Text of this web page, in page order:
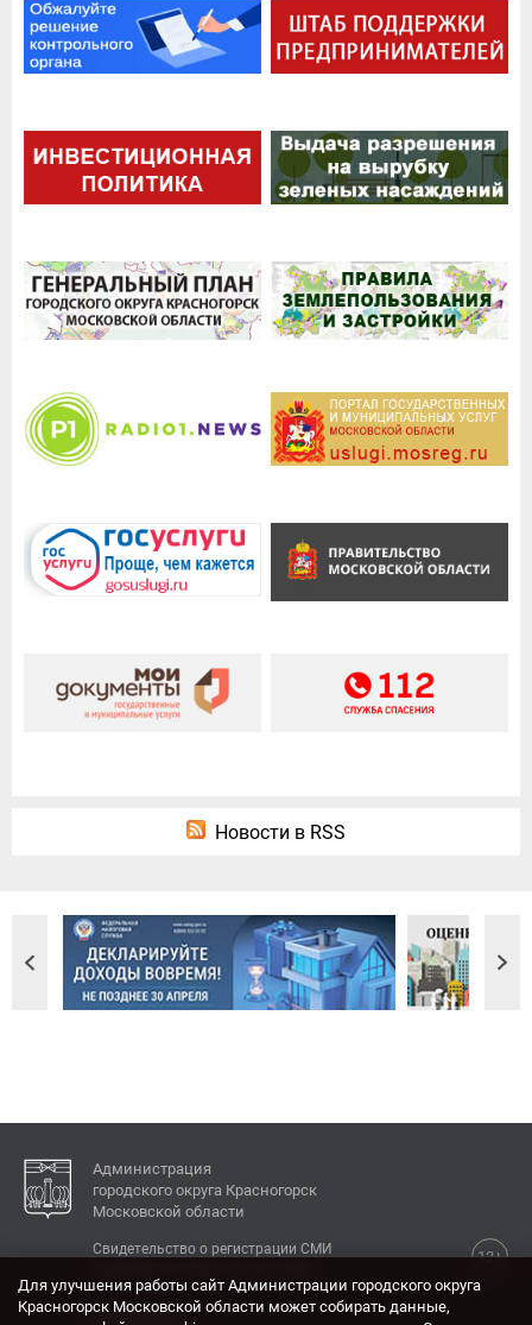
Новости в RSS
Администрация
городского округа Красногорск
Московской области
12+
Свидетельство о регистрации СМИ
КОНТАКТЫ
Для улучшения работы сайт Администрации городского округа
Красногорск Московской области может собирать данные,